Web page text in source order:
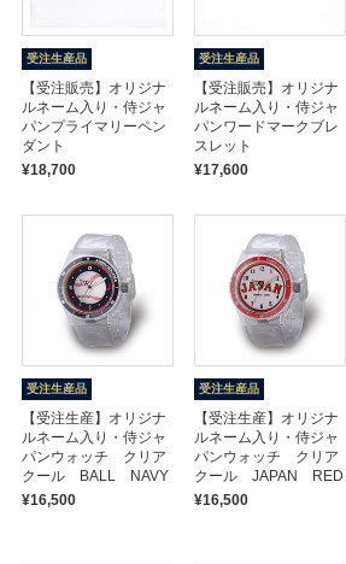
受注生産品
【受注販売】オリジナ
ルネーム入り・侍ジャ
パンプライマリーペン
ダント
¥18,700
受注生産品
【受注販売】オリジナ
ルネーム入り・侍ジャ
パンワードマークブレ
スレット
¥17,600
受注生産品
【受注生産】オリジナ
ルネーム入り・侍ジャ
パンウォッチ クリア
クール BALL NAVY
¥16,500
受注生産品
【受注生産】オリジナ
ルネーム入り・侍ジャ
パンウォッチ クリア
クール JAPAN RED
¥16,500